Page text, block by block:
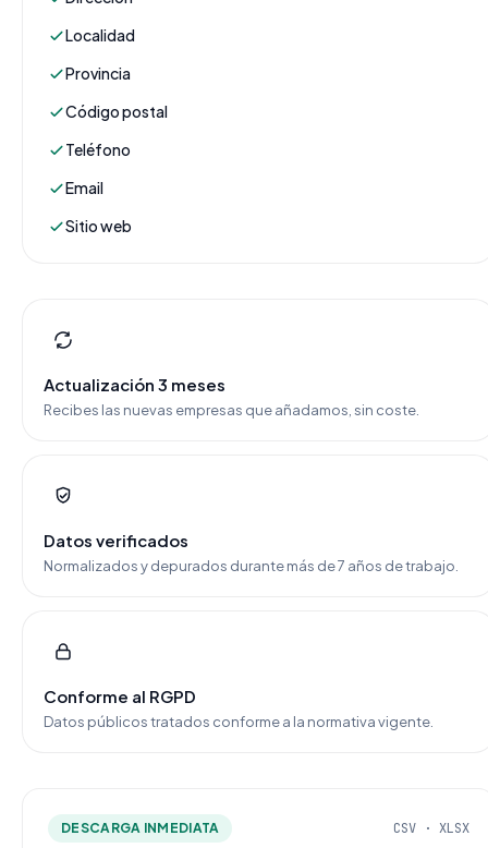
Localidad
Provincia
Código postal
Teléfono
Email
Sitio web
Actualización 3 meses
Recibes las nuevas empresas que añadamos, sin coste.
Datos verificados
Normalizados y depurados durante más de 7 años de trabajo.
Conforme al RGPD
Datos públicos tratados conforme a la normativa vigente.
DESCARGA INMEDIATA CSV · XLSX